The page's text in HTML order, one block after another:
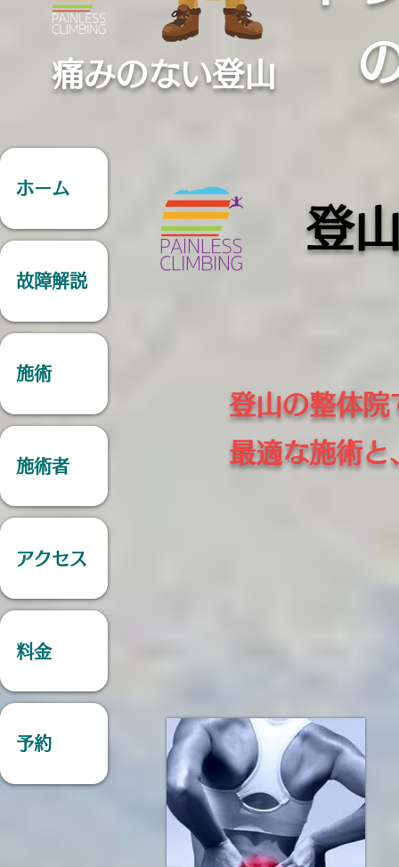
痛みのない登山
​
登山の整体院
最適な施術と
ホーム
故障解説
施術
施術者
アクセス
料金
予約